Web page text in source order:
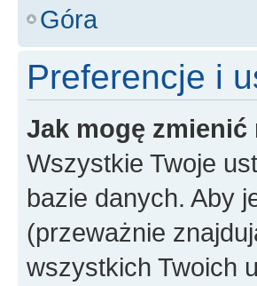
Góra
Preferencje i
Jak mogę
Wszystkie Twoje
bazie danych. Aby
(przeważnie
wszystkich Twoich